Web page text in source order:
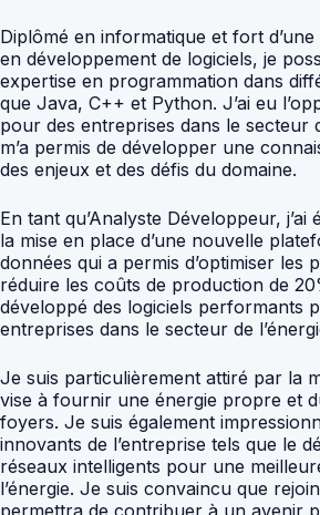
Diplômé en informatique et fort
en développement de logiciels, je
expertise en programmation dans
que Java, C++ et Python. J’ai eu
pour des entreprises dans le secteur
m’a permis de développer une
des enjeux et des défis du domaine.
En tant qu’Analyste Développeur, j’ai
la mise en place d’une nouvelle
données qui a permis d’optimiser les
réduire les coûts de production de
développé des logiciels performants
entreprises dans le secteur de
Je suis particulièrement attiré par la
vise à fournir une énergie propre et
foyers. Je suis également
innovants de l’entreprise tels que le
réseaux intelligents pour une
l’énergie. Je suis convaincu que
permettra de contribuer à un avenir